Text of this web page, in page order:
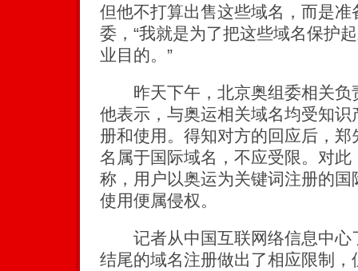
但他不打算出售这些域名，而是
委，“我就是为了把这些域名保护
业目的。”
昨天下午，北京奥组委相关负
他表示，与奥运相关域名均受知
册和使用。得知对方的回应后，
名属于国际域名，不应受限。对
称，用户以奥运为关键词注册的
使用便属侵权。
记者从中国互联网络信息中心
结尾的域名注册做出了相应限制